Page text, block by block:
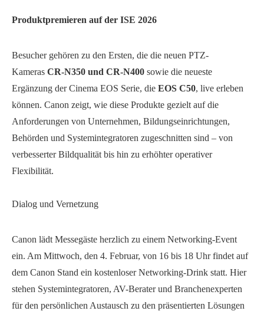
Produktpremieren auf der ISE 2026
Besucher gehören zu den Ersten, die die neuen PTZ-
Kameras CR-N350 und CR-N400 sowie die neueste
Ergänzung der Cinema EOS Serie, die EOS C50, live erleben
können. Canon zeigt, wie diese Produkte gezielt auf die
Anforderungen von Unternehmen, Bildungseinrichtungen,
Behörden und Systemintegratoren zugeschnitten sind – von
verbesserter Bildqualität bis hin zu erhöhter operativer
Flexibilität.
Dialog und Vernetzung
Canon lädt Messegäste herzlich zu einem Networking-Event
ein. Am Mittwoch, den 4. Februar, von 16 bis 18 Uhr findet auf
dem Canon Stand ein kostenloser Networking-Drink statt. Hier
stehen Systemintegratoren, AV-Berater und Branchenexperten
für den persönlichen Austausch zu den präsentierten Lösungen